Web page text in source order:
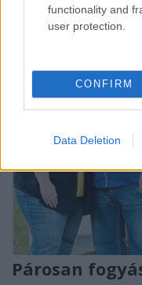
functionality and
user protection.
CONFIRM
Data Deletion
Párosan